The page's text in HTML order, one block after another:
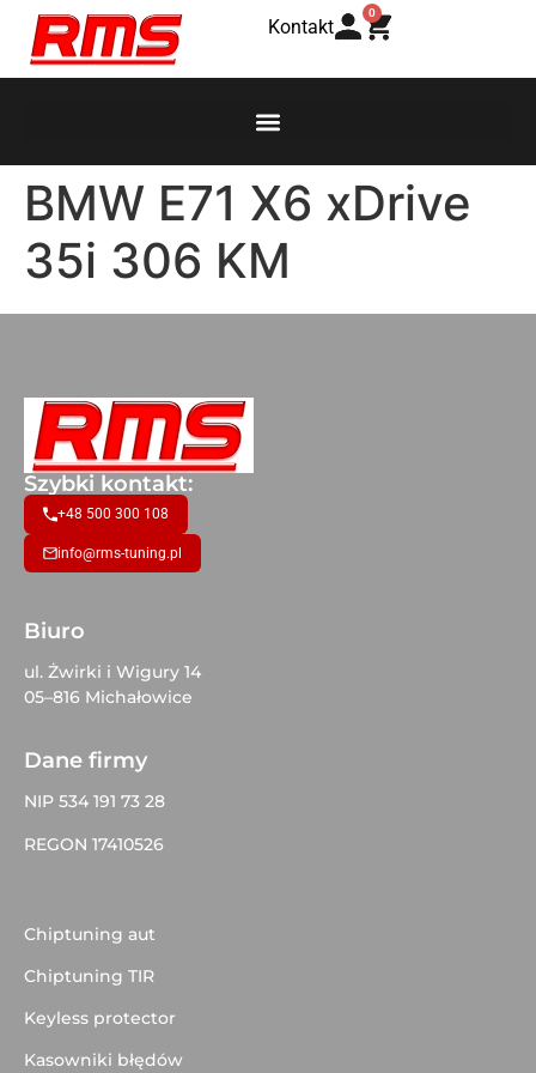
Kontakt
0
BMW E71 X6 xDrive
35i 306 KM
Szybki kontakt:
+48 500 300 108
info@rms-tuning.pl
Biuro
ul. Żwirki i Wigury 14
05–816 Michałowice
Dane firmy
NIP 534 191 73 28
REGON 17410526
Chiptuning aut
Chiptuning TIR
Keyless protector
Kasowniki błędów